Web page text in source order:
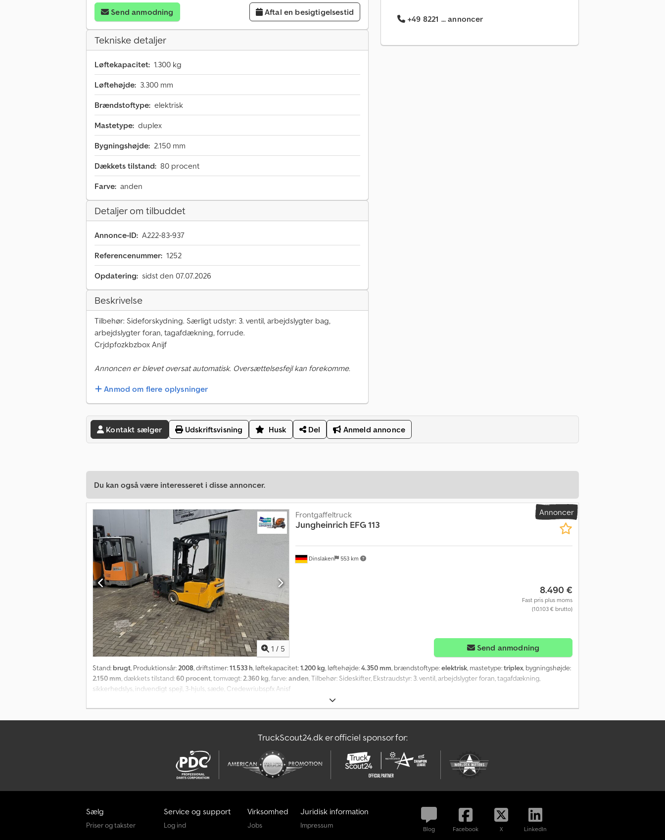
Send anmodning Aftal en besigtigelsestid
Tekniske detaljer
Løftekapacitet: 1.300 kg
Løftehøjde: 3.300 mm
Brændstoftype: elektrisk
Mastetype: duplex
Bygningshøjde: 2.150 mm
Dækkets tilstand: 80 procent
Farve: anden
Detaljer om tilbuddet
Annonce-ID: A222-83-937
Referencenummer: 1252
Opdatering: sidst den 07.07.2026
Beskrivelse
Tilbehør: Sideforskydning. Særligt udstyr: 3. ventil, arbejdslygter bag,
arbejdslygter foran, tagafdækning, forrude.
Crjdpfozkbzbox Anijf
Annoncen er blevet oversat automatisk. Oversættelsesfejl kan forekomme.
Anmod om flere oplysninger
+49 8221 ... annoncer
Kontakt sælger Udskriftsvisning Husk Del Anmeld annonce
Du kan også være interesseret i disse annoncer.
Annoncer
1 / 5
Dinslaken 553 km
Frontgaffeltruck
Jungheinrich EFG 113
8.490 €
Fast pris plus moms
(10.103 € brutto)
Send anmodning
Stand: brugt, Produktionsår:2008, driftstimer:11.533 h, løftekapacitet:1.200 kg, løftehøjde:4.350 mm, brændstoftype:elektrisk, mastetype:triplex, bygningshøjde:
2.150 mm, dækkets tilstand:60 procent, tomvægt:2.360 kg, farve:anden, Tilbehør: Sideskifter, Ekstraudstyr: 3. ventil, arbejdslygter foran, tagafdækning,
sikkerhedslys, indvendigt spejl, 3-hjuls, sæde, Credewriubspfx Anisf
TruckScout24.dk er officiel sponsor for:
Sælg
Priser og takster
Service og support
Log ind
Virksomhed
Jobs
Juridisk information
Impressum Blog Facebook X LinkedIn